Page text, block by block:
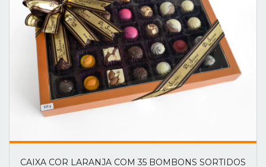
CAIXA COR LARANJA COM 35 BOMBONS SORTIDOS